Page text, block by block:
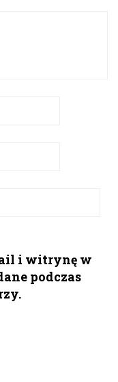
i witrynę w
podczas